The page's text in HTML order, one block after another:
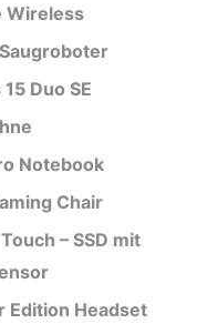
Wireless
Duo SE
Notebook
Chair
– SSD mit
Edition Headset